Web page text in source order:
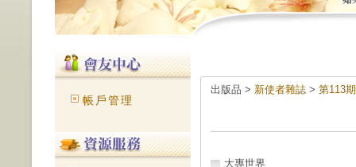
帳戶管理
出版品 > 新使者雜誌 > 第113
大專世界